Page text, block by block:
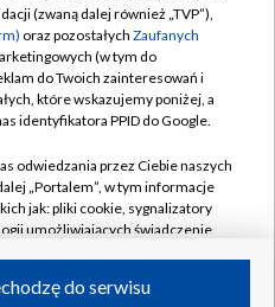
zgody
(zwaną dalej również „TVP”),
oraz pozostałych Zaufanych
(w tym do
do Twoich zainteresowań i
które wskazujemy poniżej, a
identyfikatora PPID do Google.
odwiedzania przez Ciebie naszych
„Portalem”, w tym informacje
jak: pliki cookie, sygnalizatory
umożliwiających świadczenie
do serwisu